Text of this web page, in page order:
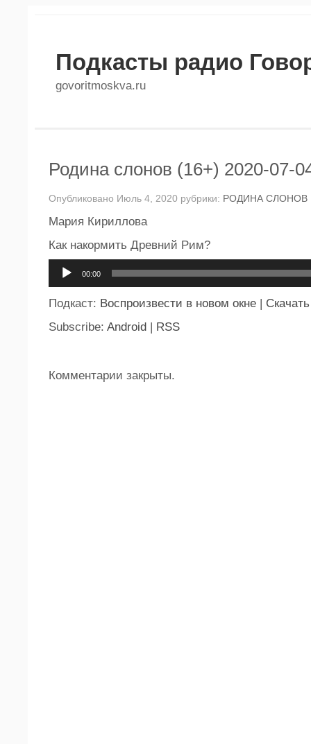
Подкасты радио
govoritmoskva.ru
Родина слонов (16+) 2020-07-
Опубликовано Июль 4, 2020 рубрики: РОДИНА СЛОНОВ
Мария Кириллова
Как накормить Древний Рим?
00:00
Подкаст: Воспроизвести в новом окне | Скачать
Subscribe: Android | RSS
Комментарии закрыты.